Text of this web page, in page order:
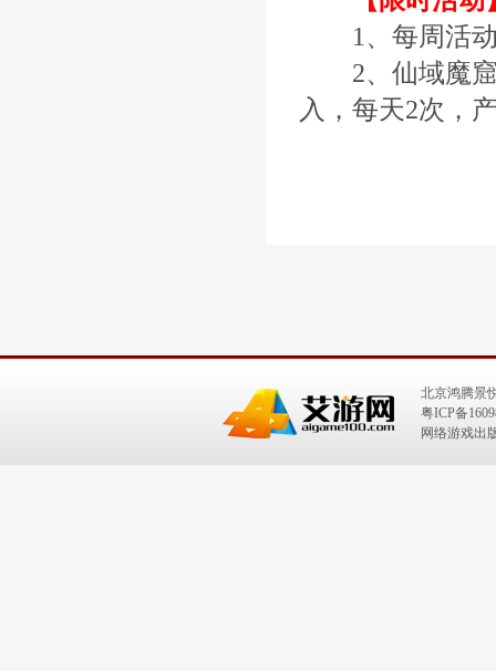
1、每周活
2、仙域魔
入，每天2次，
北京鸿腾景
粤ICP备
网络游戏出